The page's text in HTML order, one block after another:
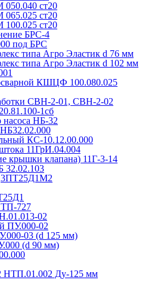
ст20
ст20
ст20
БРС-4
под БРС
типа Агро Эластик d 76 мм
типа Агро Эластик d 102 мм
КШЦФ 100.080.025
СВН-2-01, СВН-2-02
1сб
насоса НБ-32
КС-10.12.00.000
11ГрИ.04.004
крышки клапана) 11Г-3-14
32.02.103
727
02
ПУ.000-02
03 (d 125 мм)
(d 90 мм)
НТП.01.002 Ду-125 мм